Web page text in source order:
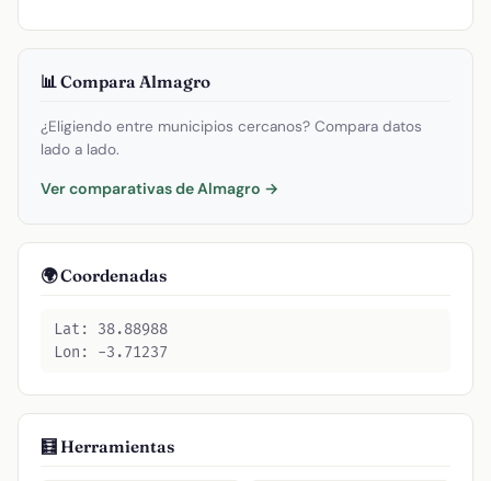
📊 Compara Almagro
¿Eligiendo entre municipios cercanos? Compara datos
lado a lado.
Ver comparativas de Almagro →
🌍 Coordenadas
Lat: 38.88988
Lon: -3.71237
🧮 Herramientas